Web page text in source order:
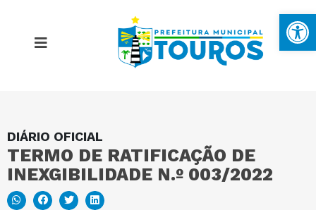
DIÁRIO OFICIAL
TERMO DE RATIFICAÇÃO DE
INEXGIBILIDADE N.º 003/2022
MAPA DO SITE
PORTAL DA TRANSPARÊNCIA